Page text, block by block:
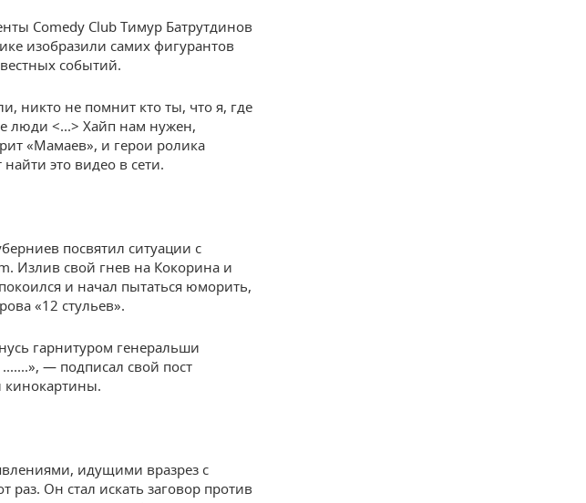
Comedy Club Тимур Батрутдинов
изобразили самих фигурантов
событий.
никто не помнит кто ты, что я, где
люди <...> Хайп нам нужен,
«Мамаев», и герои ролика
это видео в сети.
посвятил ситуации с
Излив свой гнев на Кокорина и
и начал пытаться юморить,
«12 стульев».
гарнитуром генеральши
— подписал свой пост
кинокартины.
идущими вразрез с
Он стал искать заговор против